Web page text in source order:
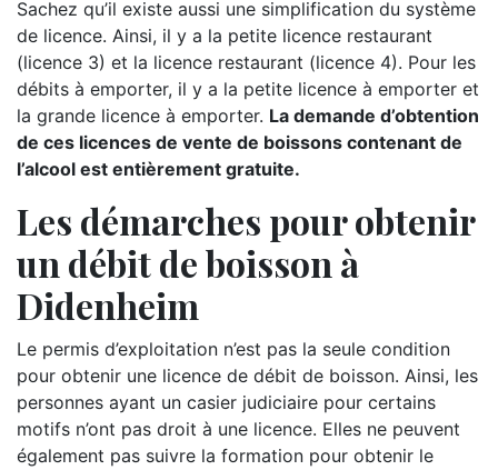
Sachez qu’il existe aussi une simplification du système
de licence. Ainsi, il y a la petite licence restaurant
(licence 3) et la licence restaurant (licence 4). Pour les
débits à emporter, il y a la petite licence à emporter et
la grande licence à emporter. La demande d’obtention
de ces licences de vente de boissons contenant de
l’alcool est entièrement gratuite.
Les démarches pour obtenir
un débit de boisson à
Didenheim
Le permis d’exploitation n’est pas la seule condition
pour obtenir une licence de débit de boisson. Ainsi, les
personnes ayant un casier judiciaire pour certains
motifs n’ont pas droit à une licence. Elles ne peuvent
également pas suivre la formation pour obtenir le